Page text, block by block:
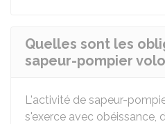
Quelles sont les
sapeur-pompier
L'activité de sapeur-
s'exerce avec obéissance,